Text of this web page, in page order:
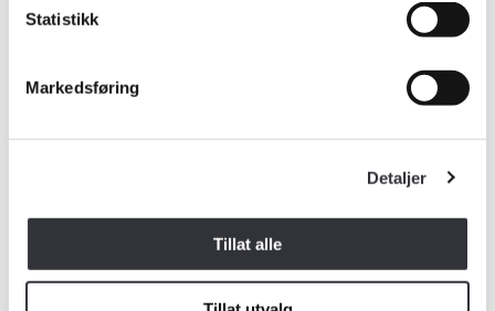
Statistikk
Markedsføring
Detaljer
Tillat alle
Han peker på at småhusene utgjør
temaet energieffektivisering er like
– Generelt er det viktig at boligeiere får